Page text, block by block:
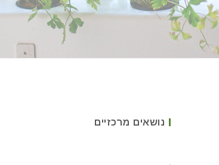
נושאים מרכזיים